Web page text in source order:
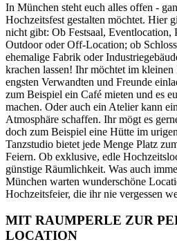
In München steht euch alles offen -
Hochzeitsfest gestalten möchtet. Hier
nicht gibt: Ob Festsaal, Eventlocation,
Outdoor oder Off-Location; ob
ehemalige Fabrik oder
krachen lassen! Ihr möchtet im
engsten Verwandten und Freunde
zum Beispiel ein Café mieten und es
machen. Oder auch ein Atelier kann
Atmosphäre schaffen. Ihr mögt es
doch zum Beispiel eine Hütte im
Tanzstudio bietet jede Menge Platz
Feiern. Ob exklusive, edle
günstige Räumlichkeit. Was auch
München warten wunderschöne
Hochzeitsfeier, die ihr nie vergessen
MIT RAUMPERLE ZUR
LOCATION